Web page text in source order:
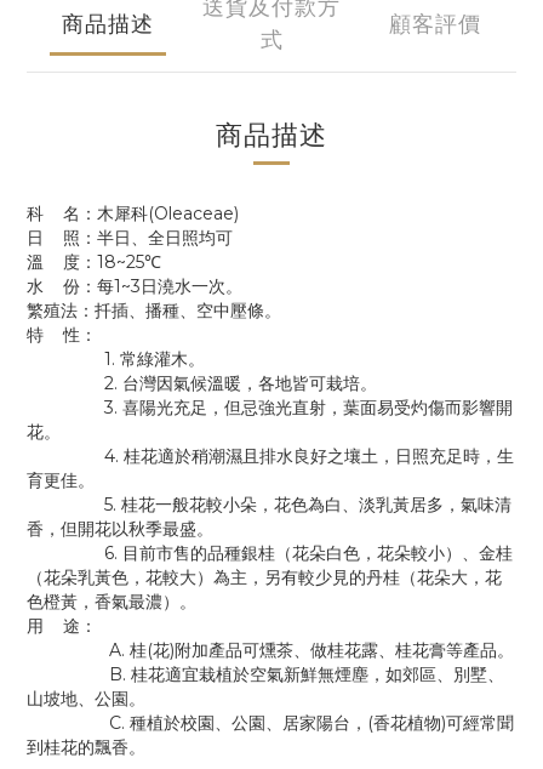
商品描述
送貨及付款方
式
顧客評價
商品描述
科 名：木犀科(Oleaceae)
日 照：半日、全日照均可
溫 度：18~25℃
水 份：每1~3日澆水一次。
繁殖法：扦插、播種、空中壓條。
特 性：
1. 常綠灌木。
2. 台灣因氣候溫暖，各地皆可栽培。
3. 喜陽光充足，但忌強光直射，葉面易受灼傷而影響開
花。
4. 桂花適於稍潮濕且排水良好之壤土，日照充足時，生
育更佳。
5. 桂花一般花較小朵，花色為白、淡乳黃居多，氣味清
香，但開花以秋季最盛。
6. 目前市售的品種銀桂（花朵白色，花朵較小）、金桂
（花朵乳黃色，花較大）為主，另有較少見的丹桂（花朵大，花
色橙黃，香氣最濃）。
用 途：
A. 桂(花)附加產品可燻茶、做桂花露、桂花膏等產品。
B. 桂花適宜栽植於空氣新鮮無煙塵，如郊區、別墅、
山坡地、公園。
C. 種植於校園、公園、居家陽台，(香花植物)可經常聞
到桂花的飄香。